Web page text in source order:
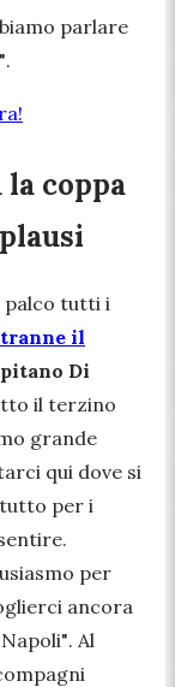
parlare
.
coppa
palco tutti i
tranne il
Di
il terzino
grande
qui dove si
per i
per
ancora
. Al